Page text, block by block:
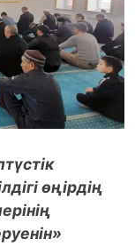
өңірдің